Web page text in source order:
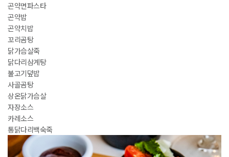
곤약면파스타
곤약밥
곤약치밥
꼬리곰탕
닭가슴살죽
닭다리삼계탕
불고기덮밥
사골곰탕
상온닭가슴살
자장소스
카레소스
통닭다리백숙죽